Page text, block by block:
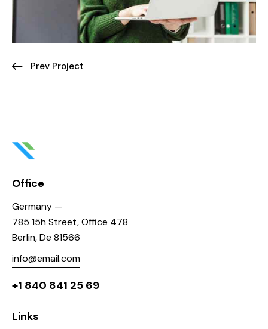
Prev Project
Office
Germany —
785 15h Street, Office 478
Berlin, De 81566
info@email.com
+1 840 841 25 69
Links